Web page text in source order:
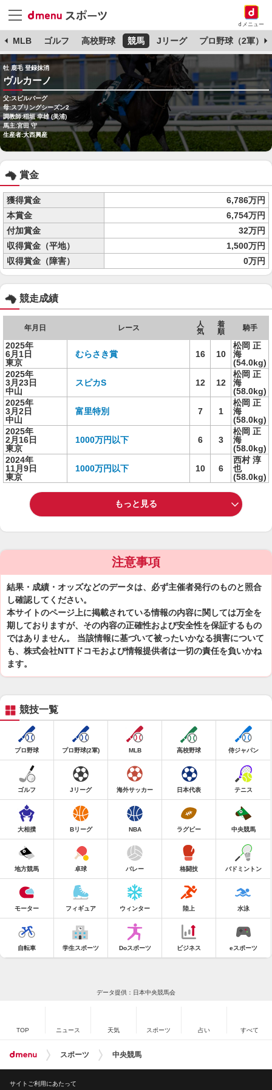
dメニュー
MLB ゴルフ 高校野球 競馬 Jリーグ プロ野球（2軍）
牡 鹿毛 登録抹消
ヴルカーノ
父:スピルバーグ
母:スプリングシーズン2
調教師:稲垣 幸雄 (美浦)
馬主:宮田 守
生産者:大西興産
賞金
獲得賞金
6,786万円
本賞金
6,754万円
付加賞金
32万円
収得賞金（平地）
1,500万円
収得賞金（障害）
0万円
競走成績
年月日 レース
人
気
着
順
騎手
2025年
6月1日
東京
むらさき賞 16 10
松岡 正
海
(54.0kg)
2025年
3月23日
中山
スピカS 12 12
松岡 正
海
(58.0kg)
2025年
3月2日
中山
富里特別 7 1
松岡 正
海
(58.0kg)
2025年
2月16日
東京
1000万円以下 6 3
松岡 正
海
(58.0kg)
2024年
11月9日
東京
1000万円以下 10 6
西村 淳
也
(58.0kg)
もっと見る
注意事項
結果・成績・オッズなどのデータは、必ず主催者発行のものと照合
し確認してください。
本サイトのページ上に掲載されている情報の内容に関しては万全を
期しておりますが、その内容の正確性および安全性を保証するもの
ではありません。 当該情報に基づいて被ったいかなる損害について
も、株式会社NTTドコモおよび情報提供者は一切の責任を負いかね
ます。
競技一覧
プロ野球 プロ野球(2軍) MLB 高校野球 侍ジャパン
ゴルフ Jリーグ 海外サッカー 日本代表 テニス
大相撲 Bリーグ NBA ラグビー 中央競馬
地方競馬 卓球 バレー 格闘技 バドミントン
モーター フィギュア ウィンター 陸上 水泳
自転車 学生スポーツ Doスポーツ ビジネス eスポーツ
データ提供：日本中央競馬会
TOP ニュース 天気 スポーツ 占い すべて
スポーツ 中央競馬
サイトご利用にあたって